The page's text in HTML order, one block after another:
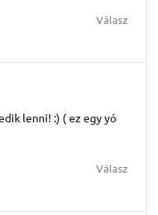
Válasz
lenni! :) ( ez egy yó
Válasz